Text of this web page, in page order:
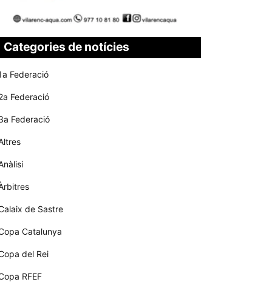
Categories de notícies
Federació
Federació
Federació
de Sastre
Catalunya
del Rei
RFEF